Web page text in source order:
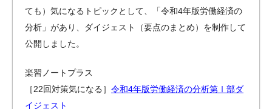
ても）気になるトピックとして、「令和4年版労働経済の
分析」があり、ダイジェスト（要点のまとめ）を制作して
公開しました。
楽習ノートプラス
［22回対策気になる］ 令和4年版労働経済の分析第Ⅰ部ダ
イジェスト